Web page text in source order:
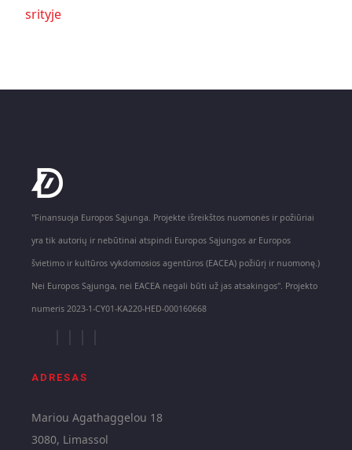
srityje
"Finansuoja Europos Sąjunga. Projekte išreikštos nuomonės ir požiūriai
yra tik autorių ir nebūtinai atspindi Europos Sąjungos ar Europos
švietimo ir kultūros vykdomosios agentūros (EACEA) požiūrį ir nuomonę.)
Nei Europos Sąjunga, nei EACEA negali būti už jas atsakingos". Projekto
numeris 2023-1-CY01-KA220-HED-000160668
ADRESAS
Mariou Agathaggelou 18
3080, Limassol